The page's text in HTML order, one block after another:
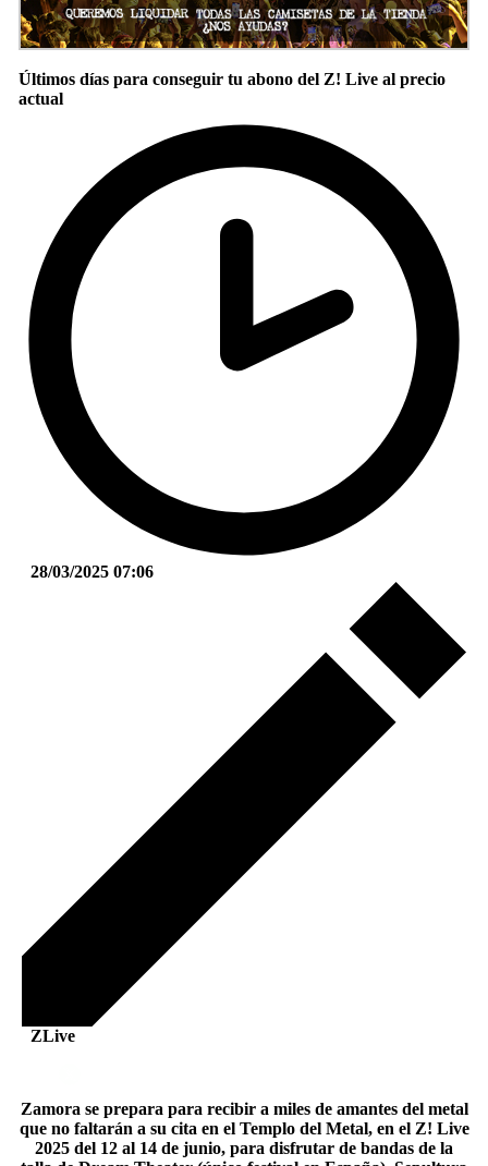
Últimos días para conseguir tu abono del Z! Live al precio
actual
28/03/2025 07:06
ZLive
Zamora se prepara para recibir a miles de amantes del metal
que no faltarán a su cita en el Templo del Metal, en el Z! Live
2025 del 12 al 14 de junio, para disfrutar de bandas de la